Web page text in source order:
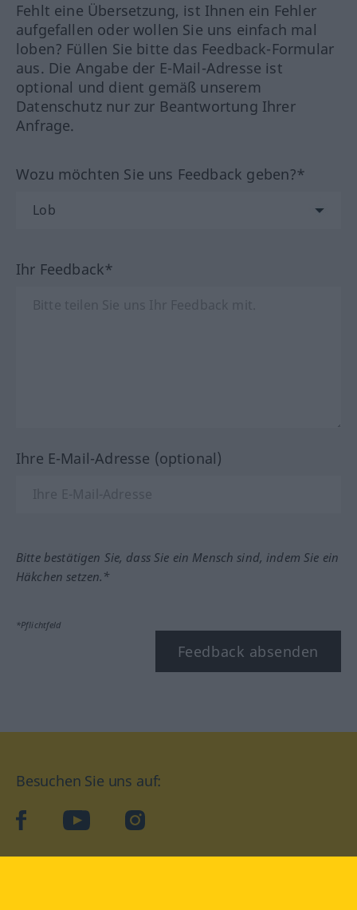
Fehlt eine Übersetzung, ist Ihnen ein Fehler
aufgefallen oder wollen Sie uns einfach mal
loben? Füllen Sie bitte das Feedback-Formular
aus. Die Angabe der E-Mail-Adresse ist
optional und dient gemäß unserem
Datenschutz nur zur Beantwortung Ihrer
Anfrage.
Wozu möchten Sie uns Feedback geben?*
Ihr Feedback*
Ihre E-Mail-Adresse (optional)
Bitte bestätigen Sie, dass Sie ein Mensch sind, indem Sie ein
Häkchen setzen.*
*Pflichtfeld
Feedback absenden
Besuchen Sie uns auf:
facebookYouTube Instagram